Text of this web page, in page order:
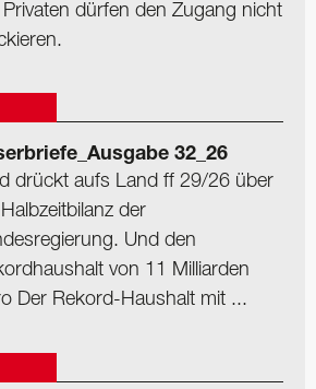
Privaten dürfen den Zugang nicht
32_26
drückt aufs Land ff 29/26 über
der
Und den
von 11 Milliarden
Der Rekord-Haushalt mit ...